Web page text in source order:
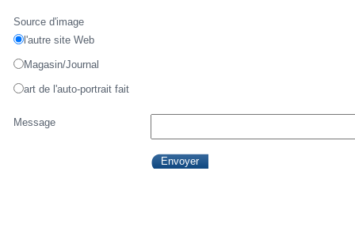
Source d'image
l'autre site Web
Magasin/Journal
art de l'auto-portrait fait
Message